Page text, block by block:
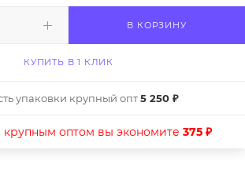
В КОРЗИНУ
КУПИТЬ В 1 КЛИК
упаковки крупный опт5 250 ₽
крупным оптом вы экономите 375 ₽